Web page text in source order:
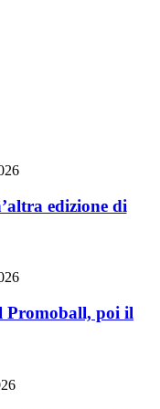
edizione di
Promoball, poi il